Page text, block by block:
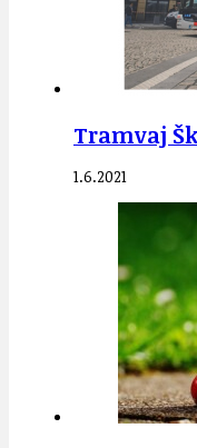
Tramvaj
1.6.2021